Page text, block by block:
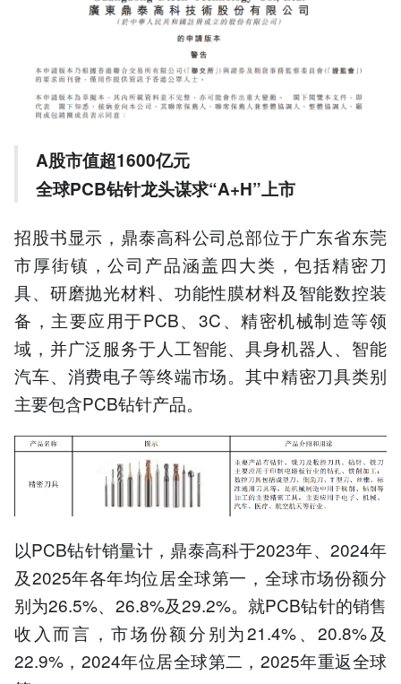
A股市值超1600亿元
全球PCB钻针龙头谋求“A+H”上市
招股书显示，鼎泰高科公司总部位于广东省东莞
市厚街镇，公司产品涵盖四大类，包括精密刀
具、研磨抛光材料、功能性膜材料及智能数控装
备，主要应用于PCB、3C、精密机械制造等领
域，并广泛服务于人工智能、具身机器人、智能
汽车、消费电子等终端市场。其中精密刀具类别
主要包含PCB钻针产品。
以PCB钻针销量计，鼎泰高科于2023年、2024年
及2025年各年均位居全球第一，全球市场份额分
别为26.5%、26.8%及29.2%。就PCB钻针的销售
收入而言，市场份额分别为21.4%、20.8%及
22.9%，2024年位居全球第二，2025年重返全球